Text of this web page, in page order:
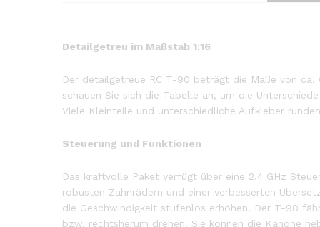
Detailgetreu im Maßstab 1:16
Der detailgetreue RC T-90 beträgt die Maße von
schauen Sie sich die Tabelle an, um die
Viele Kleinteile und unterschiedliche Aufkleber
Steuerung und Funktionen
Das kraftvolle Paket verfügt über eine 2.4 GHz
robusten Zahnrädern und einer verbesserten
die Geschwindigkeit stufenlos erhöhen. Der T-90
bzw. rechtsherum drehen. Sie können die Kanone